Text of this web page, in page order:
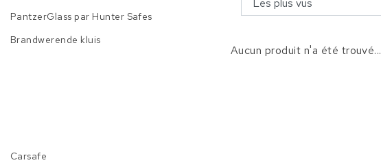
PantzerGlass par Hunter Safes
Brandwerende kluis
Carsafe
Aucun produit n'a été trouvé...